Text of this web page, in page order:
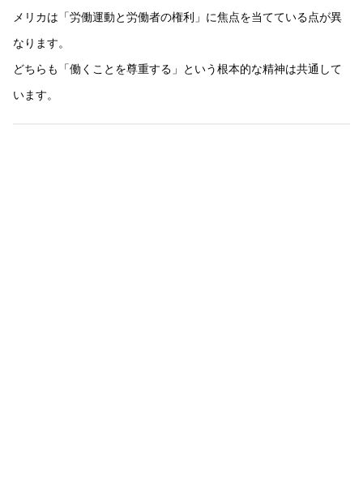
メリカは「労働運動と労働者の権利」に焦点を当てている点が異
なります。
どちらも「働くことを尊重する」という根本的な精神は共通して
います。